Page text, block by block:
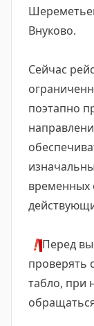
Внуково.
Сейчас
поэтапно
временных
❗️Перед
проверять
табло, при